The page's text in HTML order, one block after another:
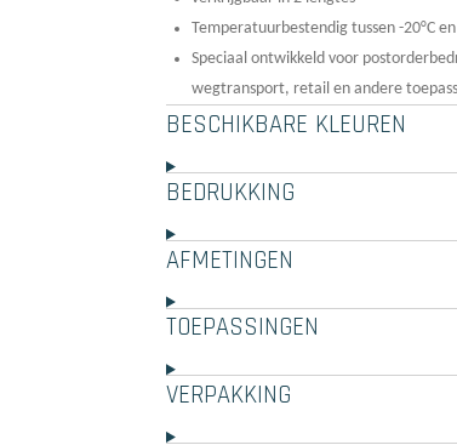
Temperatuurbestendig tussen -20°C en
Speciaal ontwikkeld voor
wegtransport, retail en andere
BESCHIKBARE KLEUREN
BEDRUKKING
AFMETINGEN
TOEPASSINGEN
VERPAKKING